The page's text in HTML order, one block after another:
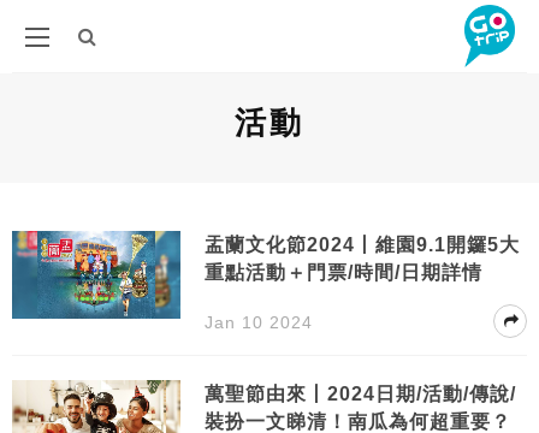
活動
盂蘭文化節2024丨維園9.1開鑼5大
重點活動＋門票/時間/日期詳情
Jan 10 2024
萬聖節由來丨2024日期/活動/傳說/
裝扮一文睇清！南瓜為何超重要？